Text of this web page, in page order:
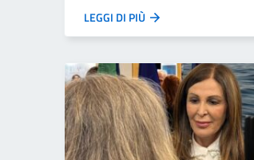
LEGGI DI PIÙ